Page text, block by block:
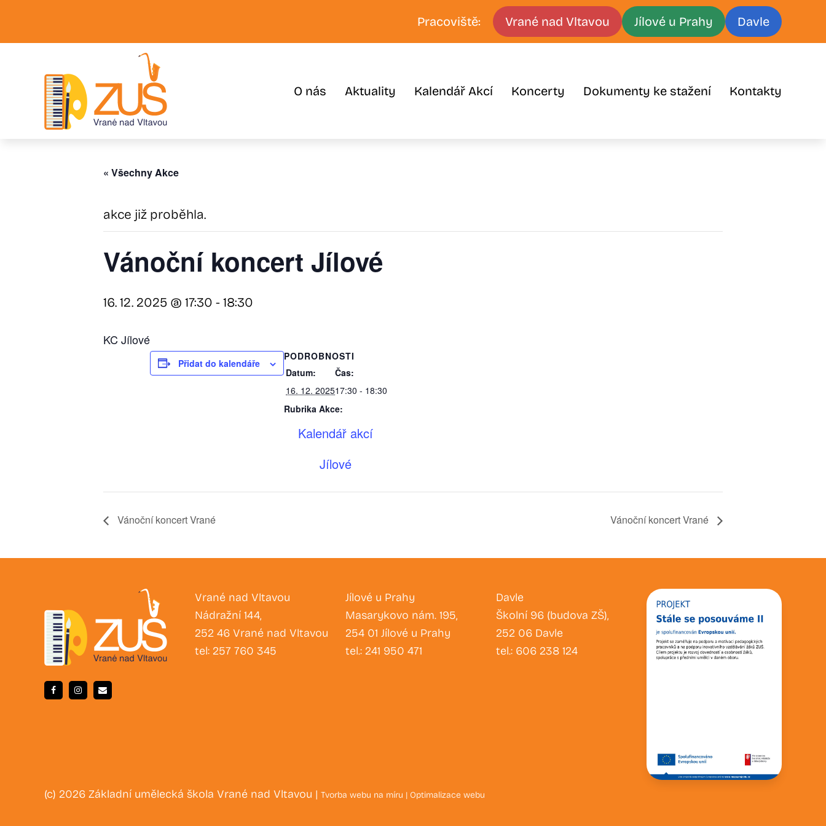
springen
Pracoviště: Vrané nad Vltavou Jílové u Prahy Davle
O nás Aktuality Kalendář Akcí Koncerty Dokumenty ke stažení Kontakty
« Všechny Akce
akce již proběhla.
Vánoční koncert Jílové
16. 12. 2025 @ 17:30 -18:30
KC Jílové
Přidat do kalendáře
PODROBNOSTI
Datum:
16. 12. 2025
Čas:
17:30 - 18:30
Rubrika Akce:
Kalendář akcí
Jílové
Vánoční koncert Vrané Vánoční koncert Vrané
Vrané nad Vltavou
Nádražní 144,
252 46 Vrané nad Vltavou
tel: 257 760 345
Jílové u Prahy
Masarykovo nám. 195,
254 01 Jílové u Prahy
tel.: 241 950 471
Davle
Školní 96 (budova ZŠ),
252 06 Davle
tel.: 606 238 124
(c) 2026 Základní umělecká škola Vrané nad Vltavou | Tvorba webu na míru | Optimalizace webu